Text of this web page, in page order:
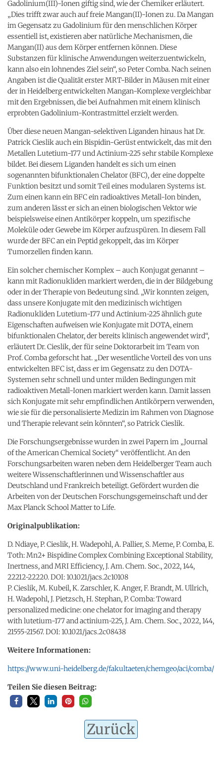
Gadolinium(III)-Ionen giftig sind, wie der Chemiker erläutert.
„Dies trifft zwar auch auf freie Mangan(II)-Ionen zu. Da Mangan
im Gegensatz zu Gadolinium für den menschlichen Körper
essentiell ist, existieren aber natürliche Mechanismen, die
Mangan(II) aus dem Körper entfernen können. Diese
Substanzen für klinische Anwendungen weiterzuentwickeln,
kann also ein lohnendes Ziel sein“, so Peter Comba. Nach seinen
Angaben ist die Qualität erster MRT-Bilder in Mäusen mit einer
der in Heidelberg entwickelten Mangan-Komplexe vergleichbar
mit den Ergebnissen, die bei Aufnahmen mit einem klinisch
erprobten Gadolinium-Kontrastmittel erzielt werden.
Über diese neuen Mangan-selektiven Liganden hinaus hat Dr.
Patrick Cieslik auch ein Bispidin-Gerüst entwickelt, das mit den
Metallen Lutetium-177 und Actinium-225 sehr stabile Komplexe
bildet. Bei diesem Liganden handelt es sich um einen
sogenannten bifunktionalen Chelator (BFC), der eine doppelte
Funktion besitzt und somit Teil eines modularen Systems ist.
Zum einen kann ein BFC ein radioaktives Metall-Ion binden,
zum anderen lässt er sich an einen biologischen Vektor wie
beispielsweise einen Antikörper koppeln, um spezifische
Moleküle oder Gewebe im Körper aufzuspüren. In diesem Fall
wurde der BFC an ein Peptid gekoppelt, das im Körper
Tumorzellen finden kann.
Ein solcher chemischer Komplex – auch Konjugat genannt –
kann mit Radionukliden markiert werden, die in der Bildgebung
oder in der Therapie von Bedeutung sind. „Wir konnten zeigen,
dass unsere Konjugate mit den medizinisch wichtigen
Radionukliden Lutetium-177 und Actinium-225 ähnlich gute
Eigenschaften aufweisen wie Konjugate mit DOTA, einem
bifunktionalen Chelator, der bereits klinisch angewendet wird“,
erläutert Dr. Cieslik, der für seine Doktorarbeit im Team von
Prof. Comba geforscht hat. „Der wesentliche Vorteil des von uns
entwickelten BFC ist, dass er im Gegensatz zu den DOTA-
Systemen sehr schnell und unter milden Bedingungen mit
radioaktiven Metall-Ionen markiert werden kann. Damit lassen
sich Konjugate mit sehr empfindlichen Antikörpern verwenden,
wie sie für die personalisierte Medizin im Rahmen von Diagnose
und Therapie relevant sein könnten“, so Patrick Cieslik.
Die Forschungsergebnisse wurden in zwei Papern im „Journal
of the American Chemical Society“ veröffentlicht. An den
Forschungsarbeiten waren neben dem Heidelberger Team auch
weitere Wissenschaftlerinnen und Wissenschaftler aus
Deutschland und Frankreich beteiligt. Gefördert wurden die
Arbeiten von der Deutschen Forschungsgemeinschaft und der
Max Planck School Matter to Life.
Originalpublikation:
D. Ndiaye, P. Cieslik, H. Wadepohl, A. Pallier, S. Meme, P. Comba, E.
Toth: Mn2+ Bispidine Complex Combining Exceptional Stability,
Inertness, and MRI Efficiency, J. Am. Chem. Soc., 2022, 144,
22212-22220. DOI: 10.1021/jacs.2c10108
P. Cieslik, M. Kubeil, K. Zarschler, K. Anger, F. Brandt, M. Ullrich,
H. Wadepohl, J. Pietzsch, H. Stephan, P. Comba: Toward
personalized medicine: one chelator for imaging and therapy
with lutetium-177 and actinium-225, J. Am. Chem. Soc., 2022, 144,
21555-21567. DOI: 10.1021/jacs.2c08438
Weitere Informationen:
https://www.uni-heidelberg.de/fakultaeten/chemgeo/aci/comba/
Teilen Sie diesen Beitrag:
Zurück